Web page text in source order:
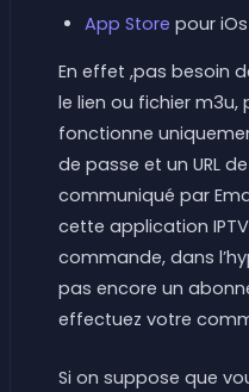
App Store pour iOs
En effet ,pas besoin
le lien ou fichier
fonctionne
de passe et un URL
communiqué par
cette application IPTV
commande, dans
pas encore un
effectuez votre
Si on suppose que